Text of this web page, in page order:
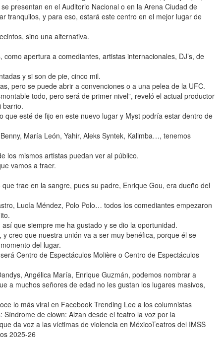
presentan en el Auditorio Nacional o en la Arena Ciudad de
tranquilos, y para eso, estará este centro en el mejor lugar de
sino una alternativa.
apertura a comediantes, artistas internacionales, DJ’s, de
y si son de pie, cinco mil.
pero se puede abrir a convenciones o a una pelea de la UFC.
todo, pero será de primer nivel”, reveló el actual productor
barrio.
que esté de fijo en este nuevo lugar y Myst podría estar dentro de
María León, Yahir, Aleks Syntek, Kalimba…, tenemos
los mismos artistas puedan ver al público.
vamos a traer.
trae en la sangre, pues su padre, Enrique Gou, era dueño del
Lucía Méndez, Polo Polo… todos los comediantes empezaron
que siempre me ha gustado y se dio la oportunidad.
creo que nuestra unión va a ser muy benéfica, porque él se
del lugar.
Centro de Espectáculos Molière o Centro de Espectáculos
Angélica María, Enrique Guzmán, podemos nombrar a
a muchos señores de edad no les gustan los lugares masivos,
lo más viral en Facebook Trending Lee a los columnistas
de clown: Alzan desde el teatro la voz por la
da voz a las víctimas de violencia en MéxicoTeatros del IMSS
2025-26